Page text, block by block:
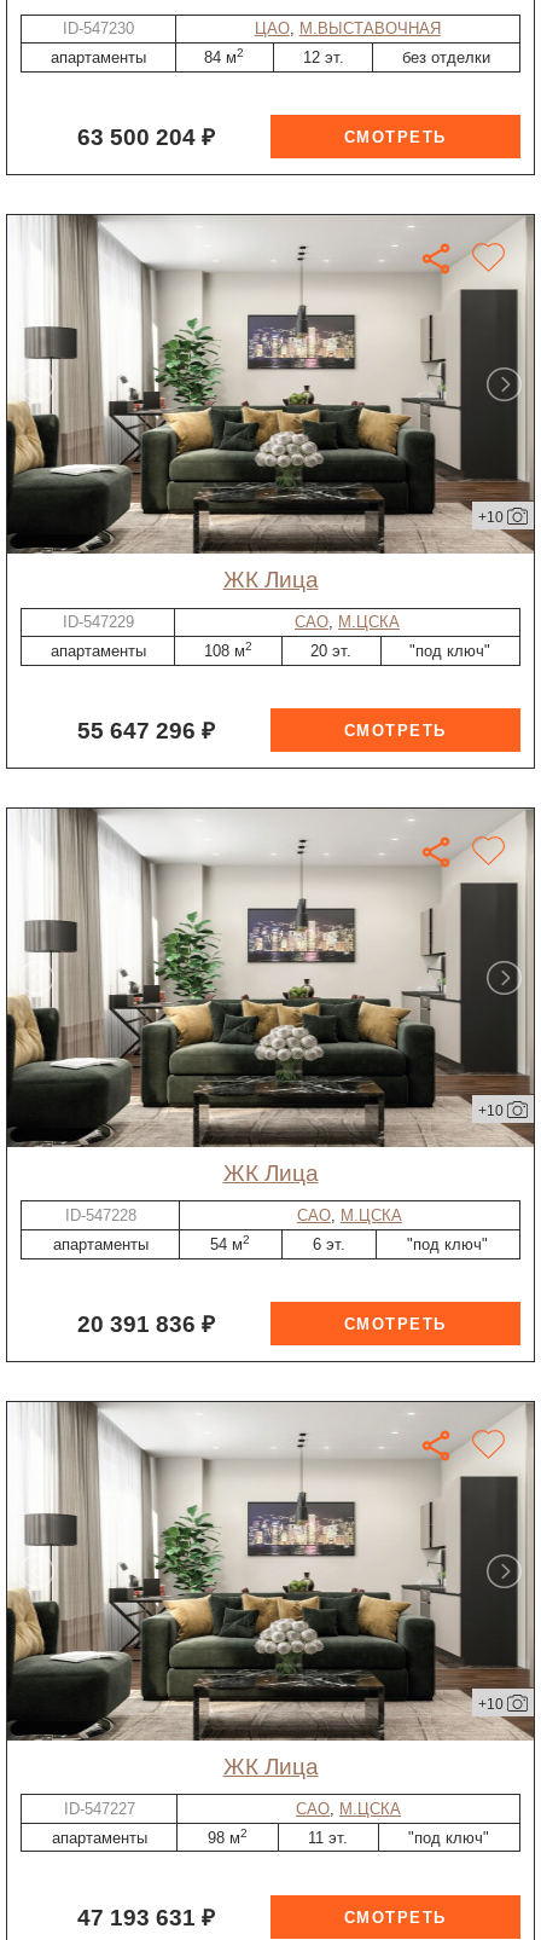
ID-547230 ЦАО, М.ВЫСТАВОЧНАЯ
апартаменты
84 м2 12 эт. без отделки
63 500 204 ₽
+10
ЖК Лица
ID-547229 САО, М.ЦСКА
апартаменты
108 м2 20 эт. "под ключ"
55 647 296 ₽
+10
ЖК Лица
ID-547228 САО, М.ЦСКА
апартаменты
54 м2 6 эт. "под ключ"
20 391 836 ₽
+10
ЖК Лица
ID-547227 САО, М.ЦСКА
апартаменты
98 м2 11 эт. "под ключ"
47 193 631 ₽